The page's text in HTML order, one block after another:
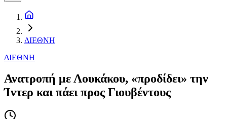
ΔΙΕΘΝΗ
ΔΙΕΘΝΗ
Ανατροπή με Λουκάκου, «προδίδει» την
Ίντερ και πάει προς Γιουβέντους